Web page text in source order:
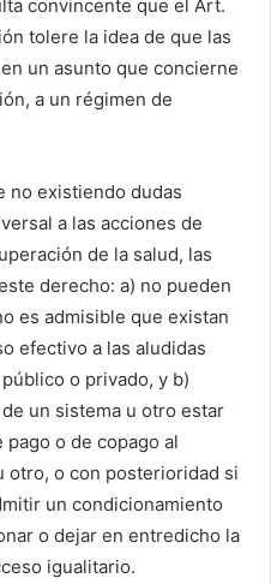
convincente que el Art.
tolere la idea de que las
un asunto que concierne
a un régimen de
no existiendo dudas
a las acciones de
de la salud, las
derecho: a) no pueden
es admisible que existan
efectivo a las aludidas
o privado, y b)
un sistema u otro estar
pago o de copago al
otro, o con posterioridad si
un condicionamiento
o dejar en entredicho la
igualitario.